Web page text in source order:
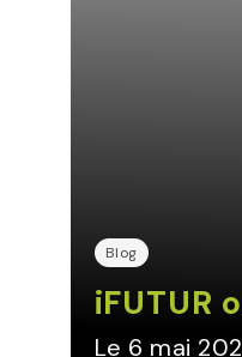
Blog
iFUTUR
Le 6 mai